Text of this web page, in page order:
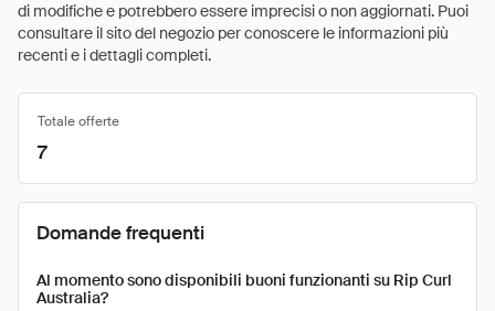
di modifiche e potrebbero essere imprecisi o non aggiornati. Puoi
consultare il sito del negozio per conoscere le informazioni più
recenti e i dettagli completi.
Totale offerte
7
Domande frequenti
Al momento sono disponibili buoni funzionanti su Rip Curl
Australia?